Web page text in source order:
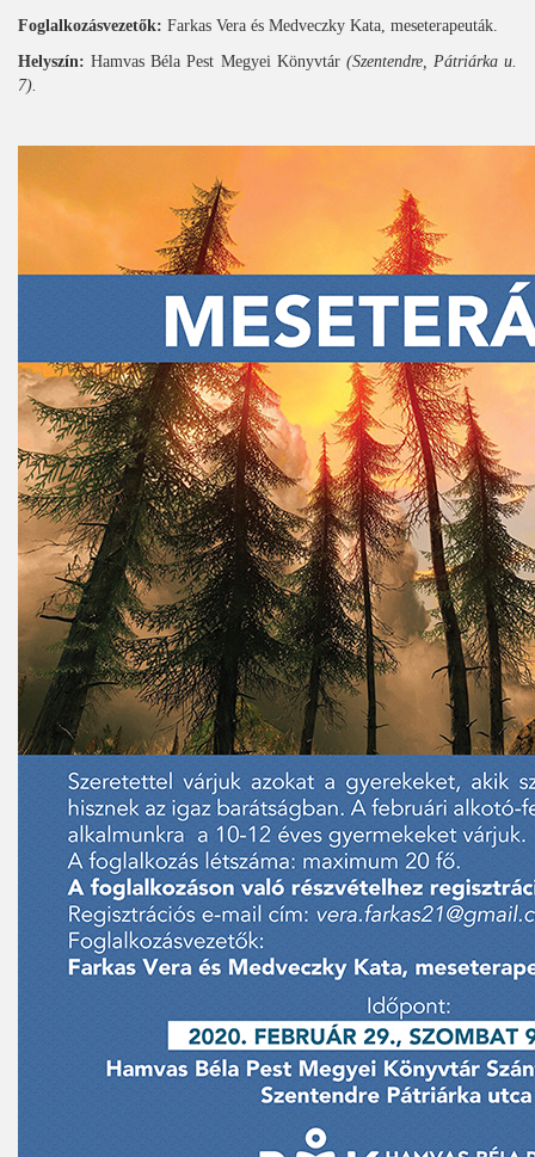
Foglalkozásvezetők: Farkas Vera és Medveczky Kata, meseterapeuták.
Helyszín: Hamvas Béla Pest Megyei Könyvtár (Szentendre, Pátriárka u.
7).